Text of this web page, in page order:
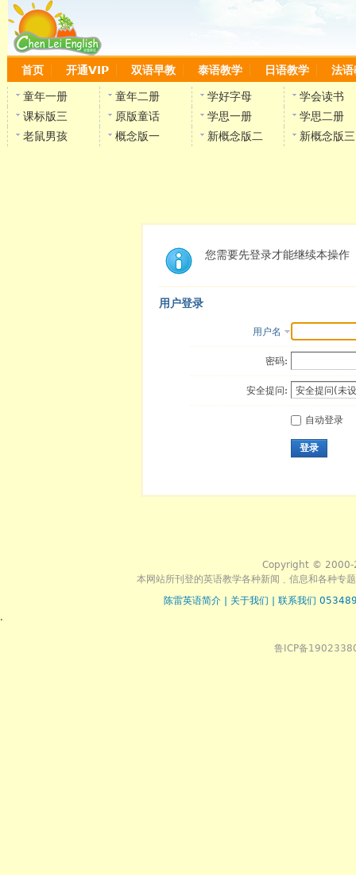
首页 开通VIP 双语早教 泰语教学 日语教学 法语
童年一册 童年二册 学好字母
学会读书
课标版三
原版童话 学思一册
学思二册
老鼠男孩
概念版一 新概念版二 新概念版三
您需要先登录才能继续本操作
用户登录
用户名
密码:
安全提问:
自动登录
登录
Copyright © 2000-
本网站所刊登的英语教学各种新闻﹑信息和各种专
陈雷英语简介
关于我们
联系我们
.
鲁ICP备